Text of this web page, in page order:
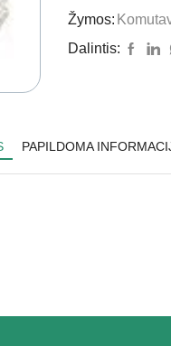
Žymos:
Dalintis:
PAPILDOMA